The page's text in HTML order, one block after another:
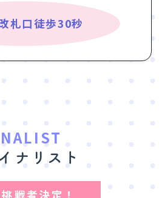
札口徒歩30秒
ナリスト
戦者決定！